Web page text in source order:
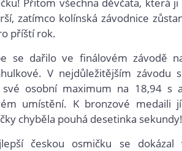
zatímco kolínská závodnice
příští rok.
se dařilo ve finálovém závodě
V nejdůležitějším závodu
své osobní maximum na 18,94 s
umístění. K bronzové medaili
chyběla pouhá desetinka sekundy!
českou osmičku se dokázal